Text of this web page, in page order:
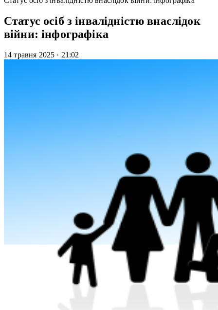
Статус осіб з інвалідністю внаслідок
війни: інфографіка
14 травня 2025 · 21:02